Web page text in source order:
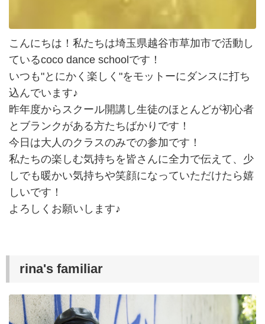
こんにちは！私たちは埼玉県越谷市草加市で活動し
ているcoco dance schoolです！
いつも"とにかく楽しく"をモットーにダンスに打ち
込んでいます♪
昨年度からスクール開講し生徒のほとんどが初心者
とブランクがある方たちばかりです！
今日は大人のクラスのみでの参加です！
私たちの楽しむ気持ちを皆さんに全力で伝えて、少
しでも暖かい気持ちや笑顔になっていただけたら嬉
しいです！
よろしくお願いします♪
rina's familiar